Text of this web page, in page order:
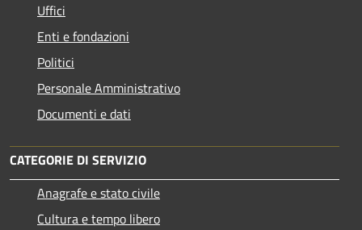
Uffici
Enti e fondazioni
Politici
Personale Amministrativo
Documenti e dati
CATEGORIE DI SERVIZIO
Anagrafe e stato civile
Cultura e tempo libero